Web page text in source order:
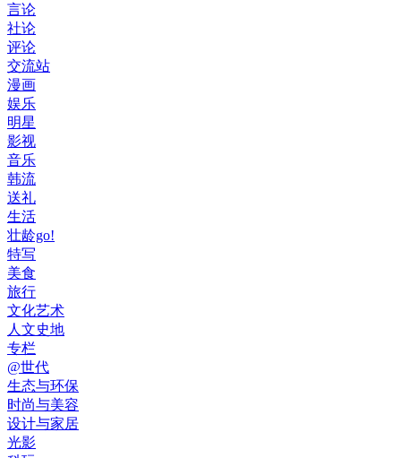
言论
社论
评论
交流站
漫画
娱乐
明星
影视
音乐
韩流
送礼
生活
壮龄go!
特写
美食
旅行
文化艺术
人文史地
专栏
@世代
生态与环保
时尚与美容
设计与家居
光影